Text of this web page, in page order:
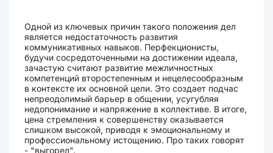
Одной из ключевых причин такого положения дел
является недостаточность развития
коммуникативных навыков. Перфекционисты,
будучи сосредоточенными на достижении идеала,
зачастую считают развитие межличностных
компетенций второстепенным и нецелесообразным
в контексте их основной цели. Это создает подчас
непреодолимый барьер в общении, усугубляя
недопонимание и напряжение в коллективе. В итоге,
цена стремления к совершенству оказывается
слишком высокой, приводя к эмоциональному и
профессиональному истощению. Про таких говорят
- "выгорел".